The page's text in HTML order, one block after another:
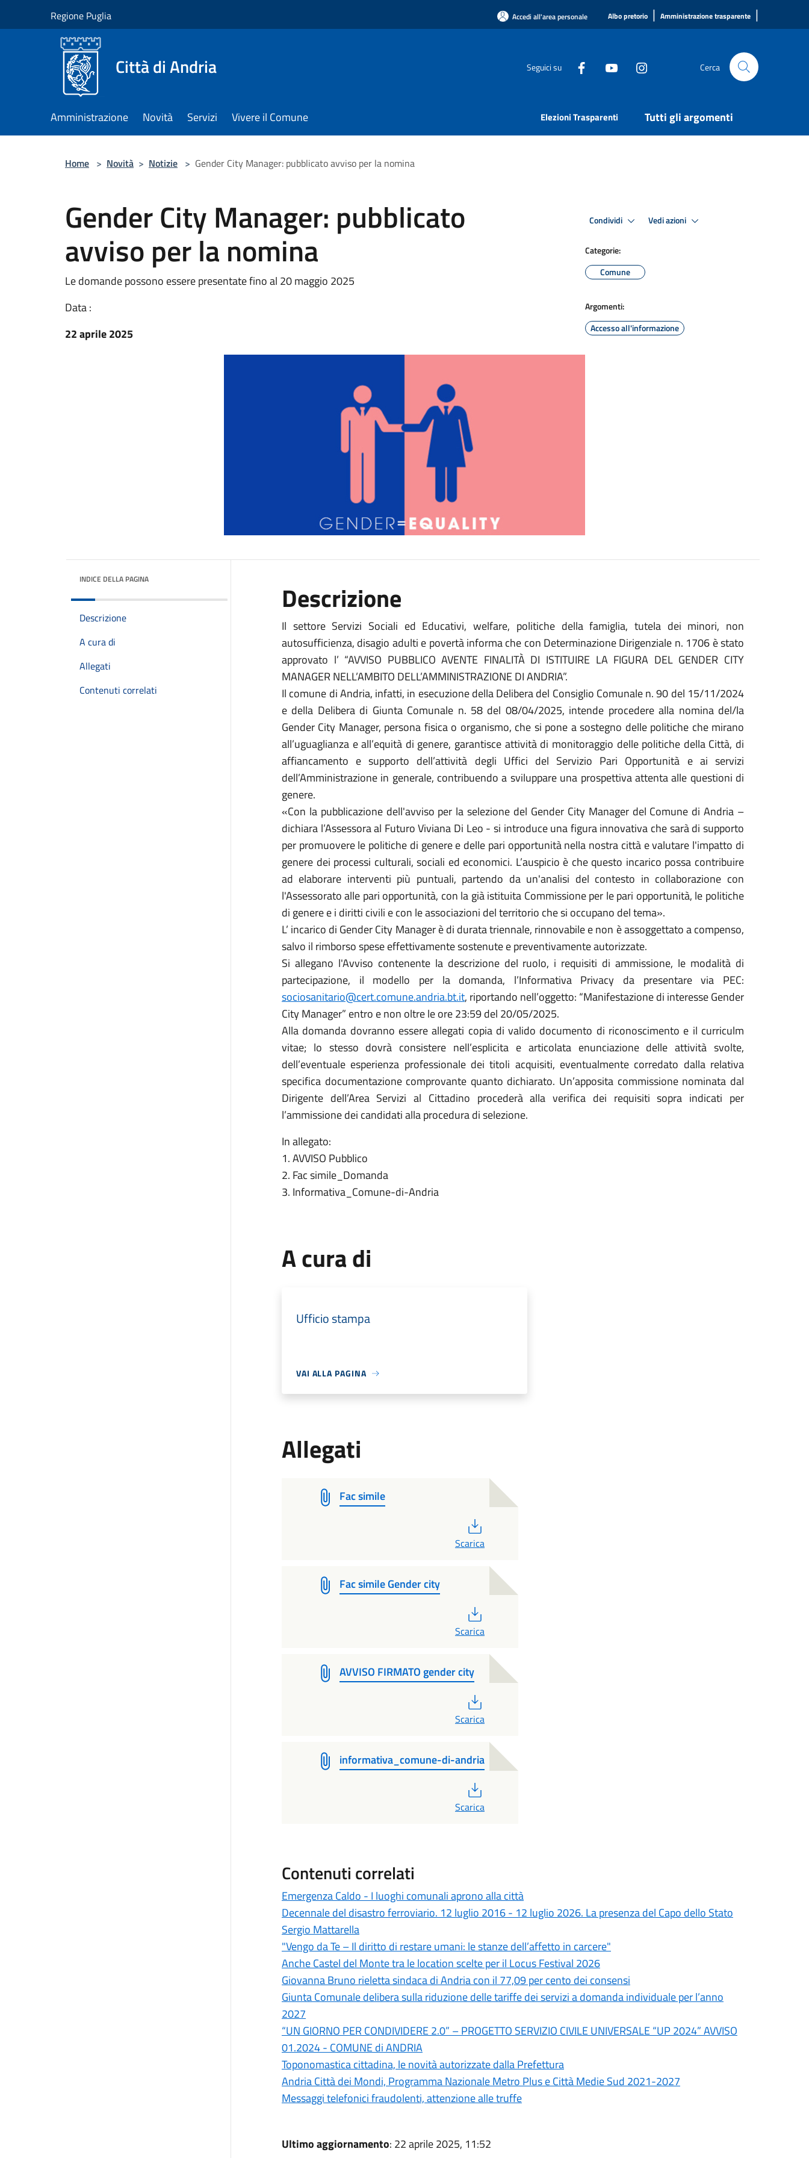
Regione Puglia Accedi all'area personale Albo pretorio | Amministrazione trasparente |
Città di Andria Seguici su Cerca
Amministrazione Novità Servizi Vivere il Comune Elezioni Trasparenti Tutti gli argomenti
Home > Novità > Notizie > Gender City Manager: pubblicato avviso per la nomina
Gender City Manager: pubblicato
avviso per la nomina
Le domande possono essere presentate fino al 20 maggio 2025
Data :
22 aprile 2025
Condividi Vedi azioni
Categorie:
Comune
Argomenti:
Accesso all'informazione
INDICE DELLA PAGINA
Descrizione
A cura di
Allegati
Contenuti correlati
Descrizione
Il settore Servizi Sociali ed Educativi, welfare, politiche della famiglia, tutela dei minori, non
autosufficienza, disagio adulti e povertà informa che con Determinazione Dirigenziale n. 1706 è stato
approvato l’ “AVVISO PUBBLICO AVENTE FINALITÀ DI ISTITUIRE LA FIGURA DEL GENDER CITY
MANAGER NELL’AMBITO DELL’AMMINISTRAZIONE DI ANDRIA”.
Il comune di Andria, infatti, in esecuzione della Delibera del Consiglio Comunale n. 90 del 15/11/2024
e della Delibera di Giunta Comunale n. 58 del 08/04/2025, intende procedere alla nomina del/la
Gender City Manager, persona fisica o organismo, che si pone a sostegno delle politiche che mirano
all’uguaglianza e all’equità di genere, garantisce attività di monitoraggio delle politiche della Città, di
affiancamento e supporto dell’attività degli Uffici del Servizio Pari Opportunità e ai servizi
dell’Amministrazione in generale, contribuendo a sviluppare una prospettiva attenta alle questioni di
genere.
«Con la pubblicazione dell'avviso per la selezione del Gender City Manager del Comune di Andria –
dichiara l’Assessora al Futuro Viviana Di Leo - si introduce una figura innovativa che sarà di supporto
per promuovere le politiche di genere e delle pari opportunità nella nostra città e valutare l'impatto di
genere dei processi culturali, sociali ed economici. L’auspicio è che questo incarico possa contribuire
ad elaborare interventi più puntuali, partendo da un'analisi del contesto in collaborazione con
l'Assessorato alle pari opportunità, con la già istituita Commissione per le pari opportunità, le politiche
di genere e i diritti civili e con le associazioni del territorio che si occupano del tema».
L’ incarico di Gender City Manager è di durata triennale, rinnovabile e non è assoggettato a compenso,
salvo il rimborso spese effettivamente sostenute e preventivamente autorizzate.
Si allegano l'Avviso contenente la descrizione del ruolo, i requisiti di ammissione, le modalità di
partecipazione, il modello per la domanda, l’Informativa Privacy da presentare via PEC:
sociosanitario@cert.comune.andria.bt.it, riportando nell’oggetto: “Manifestazione di interesse Gender
City Manager” entro e non oltre le ore 23:59 del 20/05/2025.
Alla domanda dovranno essere allegati copia di valido documento di riconoscimento e il curriculm
vitae; lo stesso dovrà consistere nell’esplicita e articolata enunciazione delle attività svolte,
dell’eventuale esperienza professionale dei titoli acquisiti, eventualmente corredato dalla relativa
specifica documentazione comprovante quanto dichiarato. Un’apposita commissione nominata dal
Dirigente dell’Area Servizi al Cittadino procederà alla verifica dei requisiti sopra indicati per
l’ammissione dei candidati alla procedura di selezione.
In allegato:
1. AVVISO Pubblico
2. Fac simile_Domanda
3. Informativa_Comune-di-Andria
A cura di
Ufficio stampa
VAI ALLA PAGINA
Allegati
Fac simile
Scarica
Fac simile Gender city
Scarica
AVVISO FIRMATO gender city
Scarica
informativa_comune-di-andria
Scarica
Contenuti correlati
Emergenza Caldo - I luoghi comunali aprono alla città
Decennale del disastro ferroviario. 12 luglio 2016 - 12 luglio 2026. La presenza del Capo dello Stato
Sergio Mattarella
"Vengo da Te – Il diritto di restare umani: le stanze dell’affetto in carcere"
Anche Castel del Monte tra le location scelte per il Locus Festival 2026
Giovanna Bruno rieletta sindaca di Andria con il 77,09 per cento dei consensi
Giunta Comunale delibera sulla riduzione delle tariffe dei servizi a domanda individuale per l’anno
2027
“UN GIORNO PER CONDIVIDERE 2.0” – PROGETTO SERVIZIO CIVILE UNIVERSALE “UP 2024” AVVISO
01.2024 - COMUNE di ANDRIA
Toponomastica cittadina, le novità autorizzate dalla Prefettura
Andria Città dei Mondi, Programma Nazionale Metro Plus e Città Medie Sud 2021-2027
Messaggi telefonici fraudolenti, attenzione alle truffe
Ultimo aggiornamento: 22 aprile 2025, 11:52